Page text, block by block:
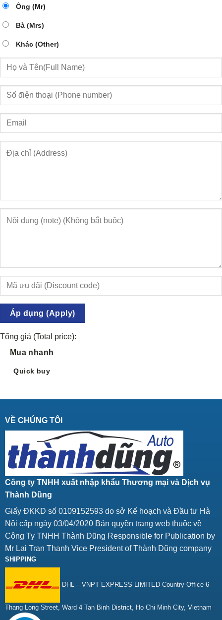
Ông (Mr)
Bà (Mrs)
Khác (Other)
Áp dụng (Apply)
Tổng giá (Total price):
Mua nhanh
Quick buy
VỀ CHÚNG TÔI
Công ty TNHH xuất nhập khẩu Thương mại và Dịch vụ
Thành Dũng
Giấy ĐKKD số 0109152593 do sở Kế hoạch và Đầu tư Hà
Nội cấp ngày 03/04/2020 Bản quyền trang web thuộc về
Công Ty TNHH Thành Dũng Responsible for Publication by
Mr Lai Tran Thanh Vice President of Thành Dũng company
SHIPPING
DHL – VNPT EXPRESS LIMITED Country Office 6
Thang Long Street, Ward 4 Tan Binh District, Ho Chi Minh City, Vietnam